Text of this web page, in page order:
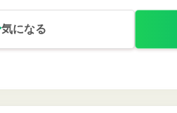
気になる